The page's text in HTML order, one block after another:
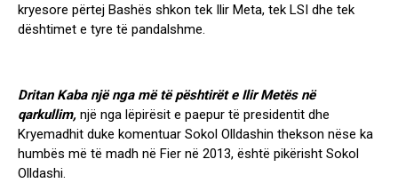
kryesore përtej Bashës shkon tek Ilir Meta, tek LSI dhe tek
dështimet e tyre të pandalshme.
Dritan Kaba një nga më të pështirët e Ilir Metës në
qarkullim, një nga lëpirësit e paepur të presidentit dhe
Kryemadhit duke komentuar Sokol Olldashin thekson nëse ka
humbës më të madh në Fier në 2013, është pikërisht Sokol
Olldashi.